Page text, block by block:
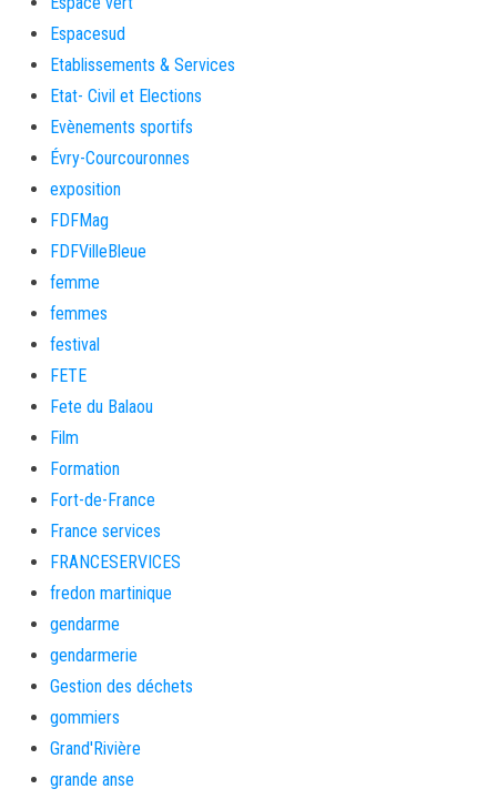
Espacesud
Etablissements & Services
Etat- Civil et Elections
Evènements sportifs
Évry-Courcouronnes
exposition
FDFMag
FDFVilleBleue
femme
femmes
festival
FETE
Fete du Balaou
Film
Formation
Fort-de-France
France services
FRANCESERVICES
fredon martinique
gendarme
gendarmerie
Gestion des déchets
gommiers
Grand'Rivière
grande anse